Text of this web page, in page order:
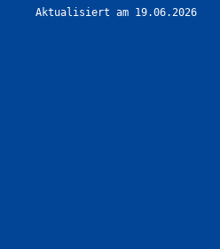
Aktualisiert am 19.06.2026